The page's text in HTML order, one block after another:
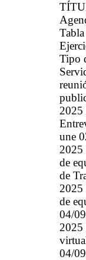
Tipo
2025
une
2025
de
de
2025
de
04/
2025
04/